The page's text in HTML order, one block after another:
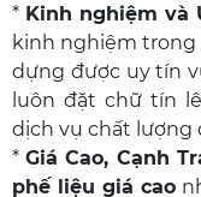
* Kinh nghiệm và
kinh nghiệm trong
dựng được uy tín
luôn đặt chữ tín
dịch vụ chất lượng
*Giá Cao, Cạnh
phế liệu giá cao